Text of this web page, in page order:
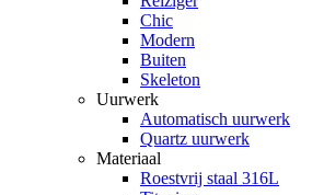
Chic
Modern
Buiten
Skeleton
Uurwerk
Automatisch uurwerk
Quartz uurwerk
Materiaal
Roestvrij staal 316L